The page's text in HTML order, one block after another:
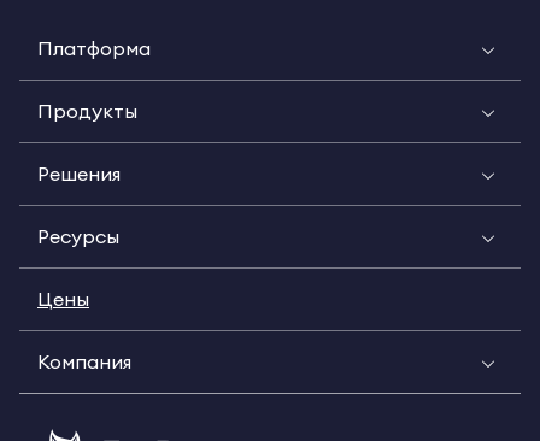
Платформа
Продукты
Решения
Ресурсы
Цены
Компания